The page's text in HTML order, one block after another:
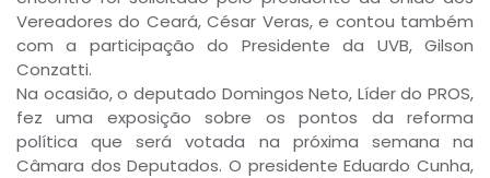
Vereadores do Ceará, César Veras, e contou também
com a participação do Presidente da UVB, Gilson
Conzatti.
Na ocasião, o deputado Domingos Neto, Líder do PROS,
fez uma exposição sobre os pontos da reforma
política que será votada na próxima semana na
Câmara dos Deputados. O presidente Eduardo Cunha,